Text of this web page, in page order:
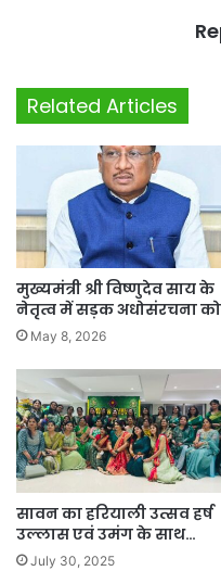
Related Articles
मुख्यमंत्री श्री विष्णुदेव साय के
नेतृत्व में सड़क अधोसंरचना
May 8, 2026
सावन का हरियाली उत्सव हर्ष
उल्लास एवं उमंग के साथ…
July 30, 2025